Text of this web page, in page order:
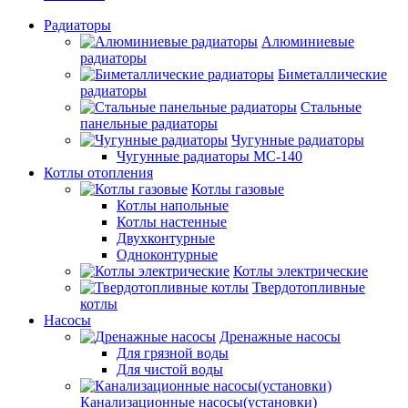
Радиаторы
Алюминиевые
радиаторы
Биметаллические
радиаторы
Стальные
панельные радиаторы
Чугунные радиаторы
Чугунные радиаторы МС-140
Котлы отопления
Котлы газовые
Котлы напольные
Котлы настенные
Двухконтурные
Одноконтурные
Котлы электрические
Твердотопливные
котлы
Насосы
Дренажные насосы
Для грязной воды
Для чистой воды
Канализационные насосы(установки)